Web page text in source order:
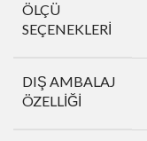
ÖLÇÜ
SEÇENEKLERI
DIŞ AMBALAJ
ÖZELLIĞI